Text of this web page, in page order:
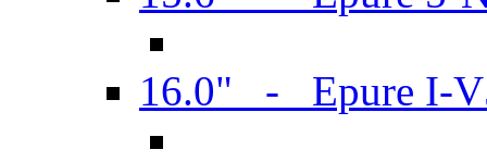
16.0" - Epure I-